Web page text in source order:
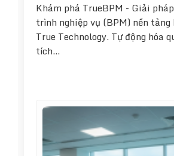
Khám phá TrueBPM - Giải
trình nghiệp vụ (BPM) nền tảng
True Technology. Tự động hóa
tích…